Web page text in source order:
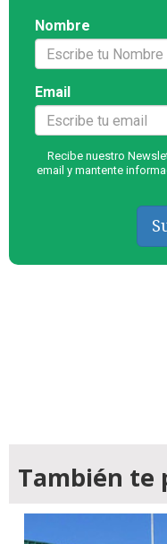
Nombre
Email
Recibe nuestro
email y mantente
También te